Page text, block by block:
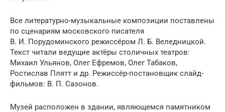
Все литературно-музыкальные композиции поставлены
по сценариям московского писателя
В. И. Порудоминского режиссёром Л. Б. Веледницкой.
Текст читали ведущие актёры столичных театров:
Михаил Ульянов, Олег Ефремов, Олег Табаков,
Ростислав Плятт и др. Режиссёр-постановщик слайд-
фильмов: В. П. Сазонов.
Музей расположен в здании, являющемся памятником